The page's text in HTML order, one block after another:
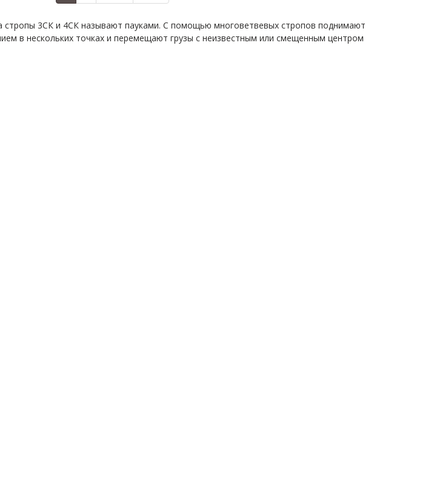
стропы 3СК и 4СК называют пауками. С помощью многоветвевых стропов поднимают
в нескольких точках и перемещают грузы с неизвестным или смещенным центром